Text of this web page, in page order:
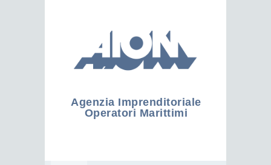
Agenzia Imprenditoriale
Operatori Marittimi